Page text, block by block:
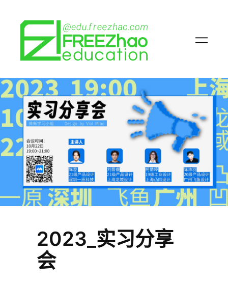
2023_实习分享
会